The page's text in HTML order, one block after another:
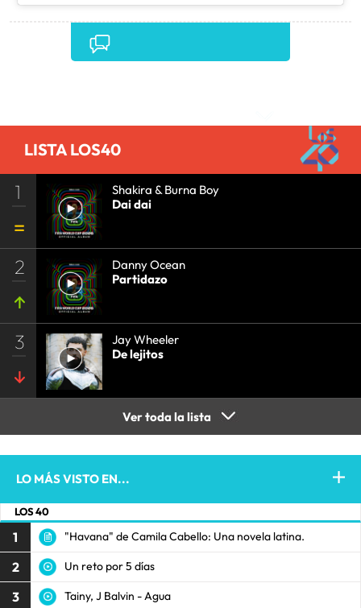
LISTA LOS40
1
Shakira & Burna Boy
Dai dai
2
Danny Ocean
Partidazo
3
Jay Wheeler
De lejitos
Ver toda la lista
LO MÁS VISTO EN...
LOS 40
1 "Havana" de Camila Cabello: Una novela latina.
2 Un reto por 5 días
3 Tainy, J Balvin - Agua